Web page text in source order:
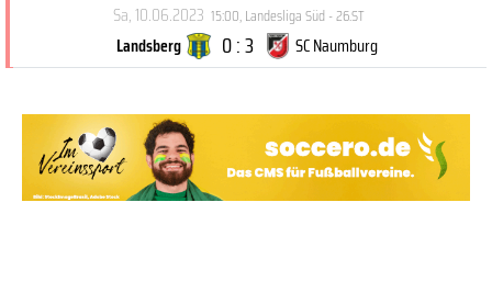
Sa, 10.06.2023 15:00,Landesliga Süd - 26.ST
Landsberg 0 : 3 SC Naumburg